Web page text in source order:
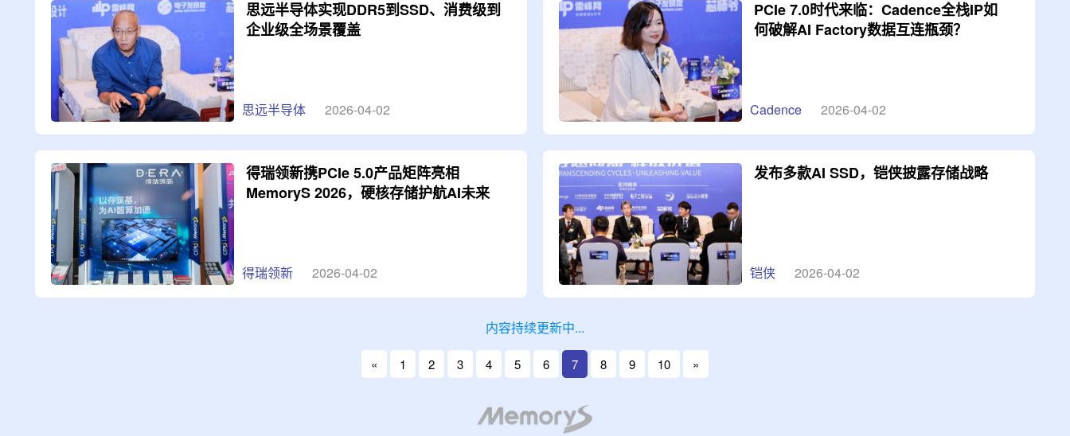
思远半导体实现DDR5到SSD、消费级到
企业级全场景覆盖
思远半导体 2026-04-02
PCIe 7.0时代来临：Cadence全栈IP如
何破解AI Factory数据互连瓶颈？
Cadence 2026-04-02
得瑞领新携PCIe 5.0产品矩阵亮相
MemoryS 2026，硬核存储护航AI未来
得瑞领新 2026-04-02
发布多款AI SSD，铠侠披露存储战略
铠侠 2026-04-02
内容持续更新中...
« 1 2 3 4 5 6 7 8 9 10 »